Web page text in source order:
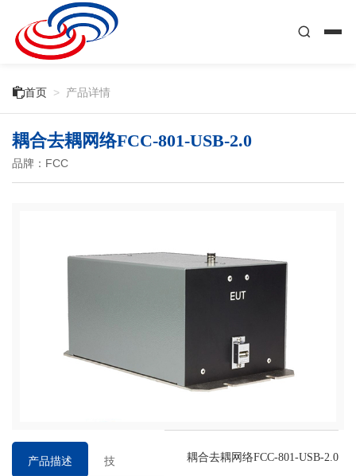
首页 > 产品详情
耦合去耦网络FCC-801-USB-2.0
品牌：FCC
产品描述
技
耦合去耦网络FCC-801-USB-2.0